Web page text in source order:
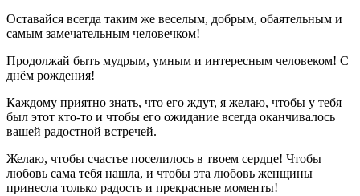
Оставайся всегда таким же веселым, добрым, обаятельным и
самым замечательным человечком!
Продолжай быть мудрым, умным и интересным человеком! С
днём рождения!
Каждому приятно знать, что его ждут, я желаю, чтобы у тебя
был этот кто-то и чтобы его ожидание всегда оканчивалось
вашей радостной встречей.
Желаю, чтобы счастье поселилось в твоем сердце! Чтобы
любовь сама тебя нашла, и чтобы эта любовь женщины
принесла только радость и прекрасные моменты!